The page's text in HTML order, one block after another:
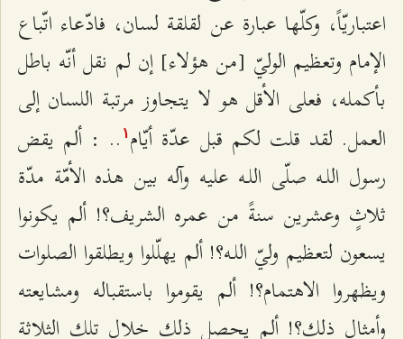
اعتباريّاً، وكلّها عبارة عن لقلقة لسان، فادّعاء اتّباع
الإمام وتعظيم الوليّ [من هؤلاء] إن لم نقل أنّه باطل
بأكمله، فعلى الأقل هو لا يتجاوز مرتبة اللسان إلى
العمل. لقد قلت لكم قبل عدّة أيّام ۱ .. : ألم يقض
رسول اللـه صلّى اللـه عليه وآله بين هذه الأمّة مدّة
ثلاثٍ وعشرين سنةً من عمره الشريف؟! ألم يكونوا
يسعون لتعظيم وليّ اللـه؟! ألم يهلّلوا ويطلقوا الصلوات
ويظهروا الاهتمام؟! ألم يقوموا باستقباله ومشايعته
وأمثال ذلك؟! ألم يحصل ذلك خلال تلك الثلاثة